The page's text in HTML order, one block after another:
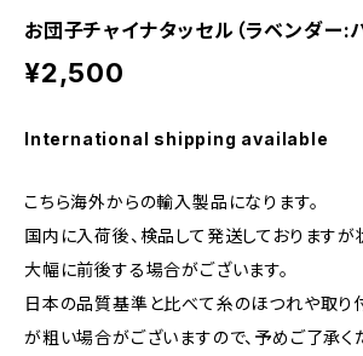
お団子チャイナタッセル（ラベンダー:
¥2,500
International shipping available
こちら海外からの輸入製品になります。
国内に入荷後、検品して発送しております
大幅に前後する場合がございます。
日本の品質基準と比べて糸のほつれや取り
が粗い場合がございますので、予めご了承く